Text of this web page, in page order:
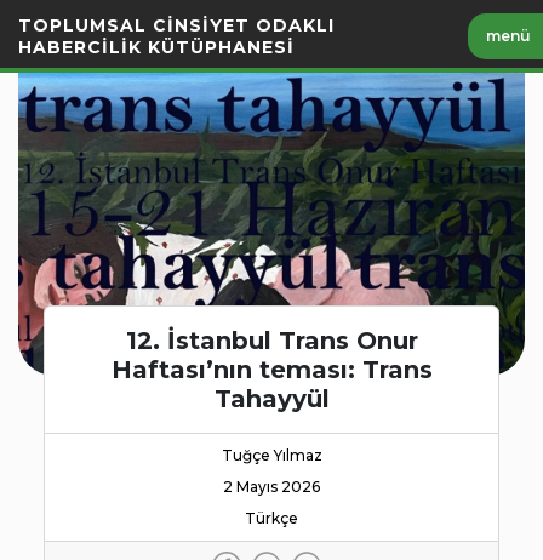
Geç
TOPLUMSAL CİNSİYET ODAKLI
HABERCİLİK KÜTÜPHANESİ
menü
12. İstanbul Trans Onur
Haftası’nın teması: Trans
Tahayyül
Tuğçe Yılmaz
2 Mayıs 2026
Türkçe